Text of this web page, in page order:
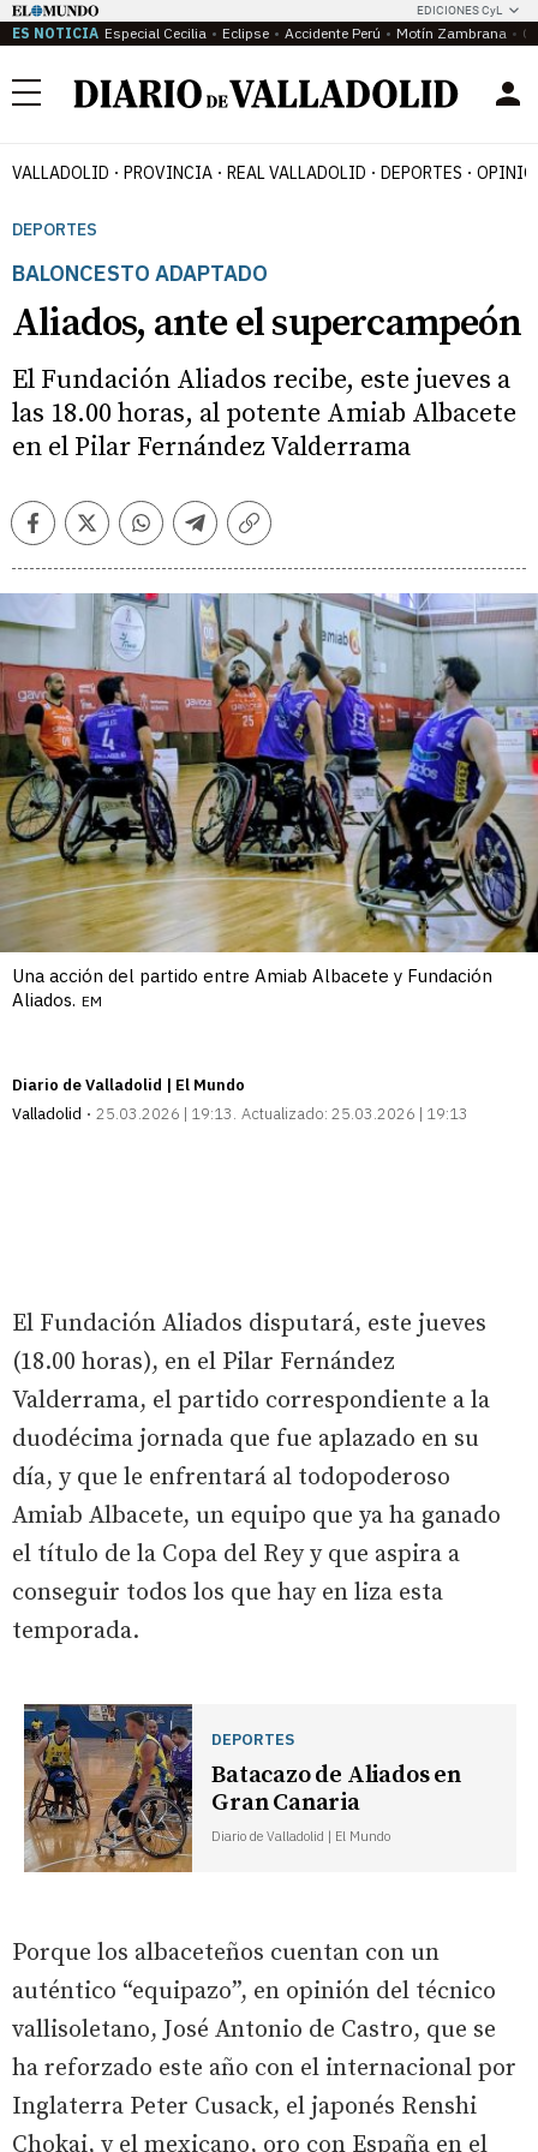
EDICIONES CyL
ES NOTICIA Especial Cecilia Eclipse Accidente Perú Motín Zambrana
Menú
VALLADOLID PROVINCIA REAL VALLADOLID DEPORTES
DEPORTES
BALONCESTO ADAPTADO
Aliados, ante el supercampeón
El Fundación Aliados recibe, este jueves a
las 18.00 horas, al potente Amiab Albacete
en el Pilar Fernández Valderrama
FacebookTwitterWhatsappTelegramCopiar
Una acción del partido entre Amiab Albacete y Fundación
Aliados. EM
Diario de Valladolid | El Mundo
Valladolid
25.03.2026 | 19:13 Actualizado: 25.03.2026 | 19:13
El Fundación Aliados disputará, este jueves
(18.00 horas), en el Pilar Fernández
Valderrama, el partido correspondiente a la
duodécima jornada que fue aplazado en su
día, y que le enfrentará al todopoderoso
Amiab Albacete, un equipo que ya ha ganado
el título de la Copa del Rey y que aspira a
conseguir todos los que hay en liza esta
temporada.
DEPORTES
Batacazo de Aliados en
Gran Canaria
Diario de Valladolid | El Mundo
Porque los albaceteños cuentan con un
auténtico “equipazo”, en opinión del técnico
vallisoletano, José Antonio de Castro, que se
ha reforzado este año con el internacional por
Inglaterra Peter Cusack, el japonés Renshi
Chokai, y el mexicano, oro con España en el